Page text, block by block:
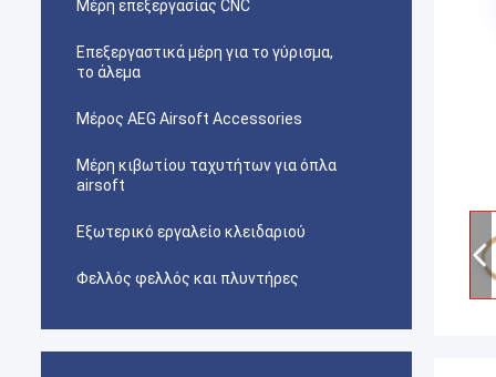
Μέρη επεξεργασίας CNC
Επεξεργαστικά μέρη για το γύρισμα,
το άλεμα
Μέρος AEG Airsoft Accessories
Μέρη κιβωτίου ταχυτήτων για όπλα
airsoft
Εξωτερικό εργαλείο κλειδαριού
Φελλός φελλός και πλυντήρες